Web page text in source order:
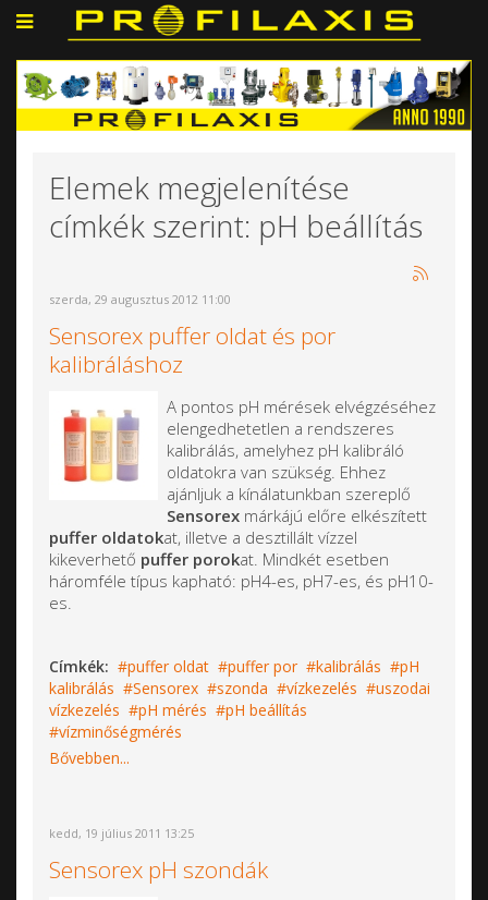
Elemek megjelenítése
címkék szerint: pH beállítás
szerda, 29 augusztus 2012 11:00
Sensorex puffer oldat és por
kalibráláshoz
A pontos pH mérések elvégzéséhez
elengedhetetlen a rendszeres
kalibrálás, amelyhez pH kalibráló
oldatokra van szükség. Ehhez
ajánljuk a kínálatunkban szereplő
Sensorex márkájú előre elkészített
puffer oldatokat, illetve a desztillált vízzel
kikeverhető puffer porokat. Mindkét esetben
háromféle típus kapható: pH4-es, pH7-es, és pH10-
es.
Címkék: puffer oldat puffer por kalibrálás
pH
kalibrálás
Sensorex szonda vízkezelés
uszodai
vízkezelés
pH mérés
pH beállítás
vízminőségmérés
Bővebben...
kedd, 19 július 2011 13:25
Sensorex pH szondák